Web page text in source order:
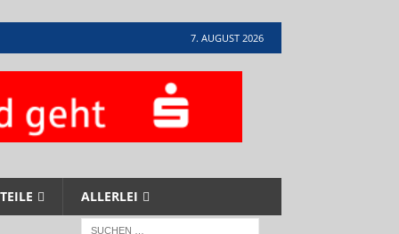
7. AUGUST 2026
ALLERLEI